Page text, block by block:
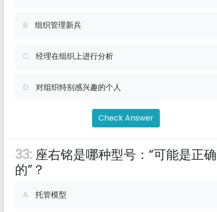
B. 组织管理新兵
C. 经理在组织上进行分析
D. 对组织特别感兴趣的个人
Check Answer
33: 座右铭是哪种型号：“可能是正确
的”？
A. 托管模型